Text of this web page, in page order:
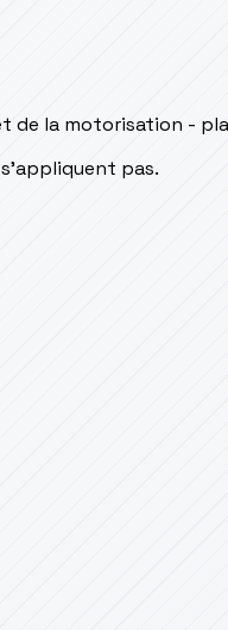
de la motorisation -
pas.